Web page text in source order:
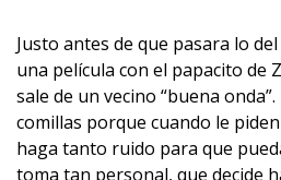
Justo antes de que pasara lo
una película con el papacito de
sale de un vecino “buena
comillas porque cuando le
haga tanto ruido para que
toma tan personal, que decide